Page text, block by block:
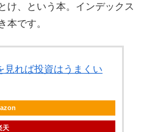
け、という本。インデックス
本です。
見れば投資はうまくい
天